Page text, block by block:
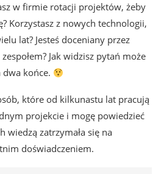
w firmie rotacji projektów, żeby
Korzystasz z nowych technologii,
lat? Jesteś doceniany przez
Jak widzisz pytań może
końce.
które od kilkunastu lat pracują
projekcie i mogę powiedzieć
wiedzą zatrzymała się na
doświadczeniem.